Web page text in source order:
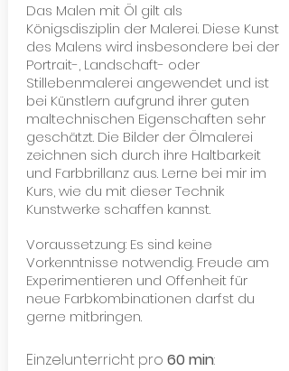
Das Malen mit Öl gilt als
Königsdisziplin der Malerei. Diese Kunst
des Malens wird insbesondere bei der
Portrait-, Landschaft- oder
Stillebenmalerei angewendet und ist
bei Künstlern aufgrund ihrer guten
maltechnischen Eigenschaften sehr
geschätzt. Die Bilder der Ölmalerei
zeichnen sich durch ihre Haltbarkeit
und Farbbrillanz aus. Lerne bei mir im
Kurs, wie du mit dieser Technik
Kunstwerke schaffen kannst.
Voraussetzung: Es sind keine
Vorkenntnisse notwendig. Freude am
Experimentieren und Offenheit für
neue Farbkombinationen darfst du
gerne mitbringen.
Einzelunterricht pro 60 min: